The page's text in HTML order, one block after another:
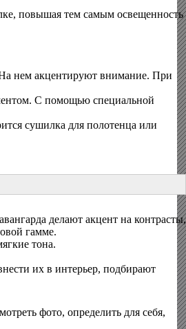
повышая тем самым освещенность
нем акцентируют внимание. При
С помощью специальной
сушилка для полотенца или
делают акцент на контрасты,
гамме.
тона.
их в интерьер, подбирают
фото, определить для себя,